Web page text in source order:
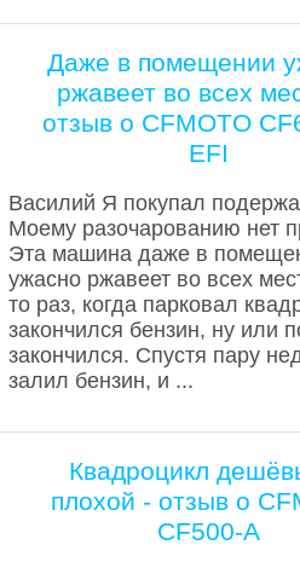
Даже в помещении
ржавеет во всех
отзыв о CFMOTO
EFI
Василий Я покупал
Моему разочарованию нет
Эта машина даже в
ужасно ржавеет во всех
то раз, когда парковал
закончился бензин, ну или
закончился. Спустя пару
залил бензин, и ...
Квадроцикл
плохой - отзыв о
CF500-A